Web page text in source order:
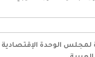
لمجلس الوحدة